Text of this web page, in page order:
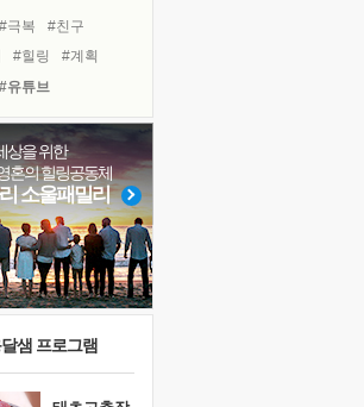
식 사진을 보며
아픈 아버지를 위한 공간 설계
극심한 변비, 어깨결림, 수면 장애
싶은 어머니
유년 시절의 부산 영도 바다
꼰대들
속의 나
이란
다'는 것
#극복
#친구
#힐링
#계획
#유튜브
#독서캠프
#사람
#아이들
#리더
#희망
#삶 #독서
#선택
#비전캠프
상을 위한
혼의 힐링공동체
소울패밀리
샘 프로그램